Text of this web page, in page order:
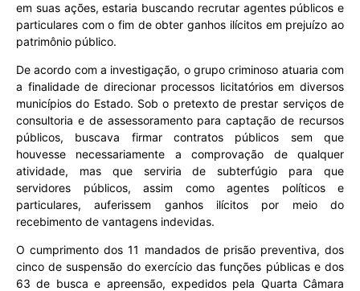
em suas ações, estaria buscando recrutar agentes públicos e
particulares com o fim de obter ganhos ilícitos em prejuízo ao
patrimônio público.
De acordo com a investigação, o grupo criminoso atuaria com
a finalidade de direcionar processos licitatórios em diversos
municípios do Estado. Sob o pretexto de prestar serviços de
consultoria e de assessoramento para captação de recursos
públicos, buscava firmar contratos públicos sem que
houvesse necessariamente a comprovação de qualquer
atividade, mas que serviria de subterfúgio para que
servidores públicos, assim como agentes políticos e
particulares, auferissem ganhos ilícitos por meio do
recebimento de vantagens indevidas.
O cumprimento dos 11 mandados de prisão preventiva, dos
cinco de suspensão do exercício das funções públicas e dos
63 de busca e apreensão, expedidos pela Quarta Câmara